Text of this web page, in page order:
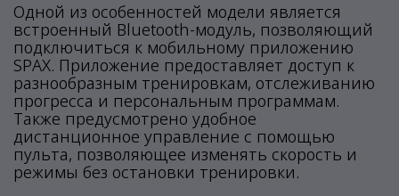
Одной из особенностей модели является
встроенный Bluetooth-модуль, позволяющий
подключиться к мобильному приложению
SPAX. Приложение предоставляет доступ к
разнообразным тренировкам, отслеживанию
прогресса и персональным программам.
Также предусмотрено удобное
дистанционное управление с помощью
пульта, позволяющее изменять скорость и
режимы без остановки тренировки.